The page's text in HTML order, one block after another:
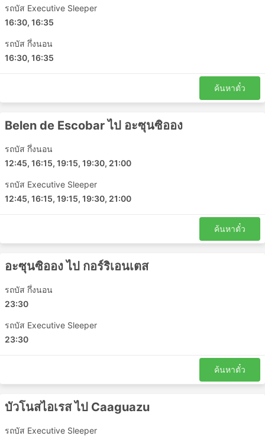
รถบัส Executive Sleeper
16:30, 16:35
รถบัส กึ่งนอน
16:30, 16:35
ค้นหาตั๋ว
Belen de Escobar ไป อะซุนซิออง
รถบัส กึ่งนอน
12:45, 16:15, 19:15, 19:30, 21:00
รถบัส Executive Sleeper
12:45, 16:15, 19:15, 19:30, 21:00
ค้นหาตั๋ว
อะซุนซิออง ไป กอร์ริเอนเตส
รถบัส กึ่งนอน
23:30
รถบัส Executive Sleeper
23:30
ค้นหาตั๋ว
บัวโนสไอเรส ไป Caaguazu
รถบัส Executive Sleeper